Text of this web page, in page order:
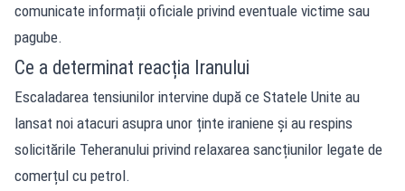
comunicate informații oficiale privind eventuale victime sau
pagube.
Ce a determinat reacția Iranului
Escaladarea tensiunilor intervine după ce Statele Unite au
lansat noi atacuri asupra unor ținte iraniene și au respins
solicitările Teheranului privind relaxarea sancțiunilor legate de
comerțul cu petrol.